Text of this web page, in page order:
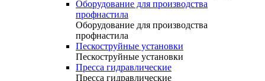
Оборудование для производства
профнастила
Оборудование для производства
профнастила
Пескоструйные установки
Пескоструйные установки
Пресса гидравлические
Пресса гидравлические